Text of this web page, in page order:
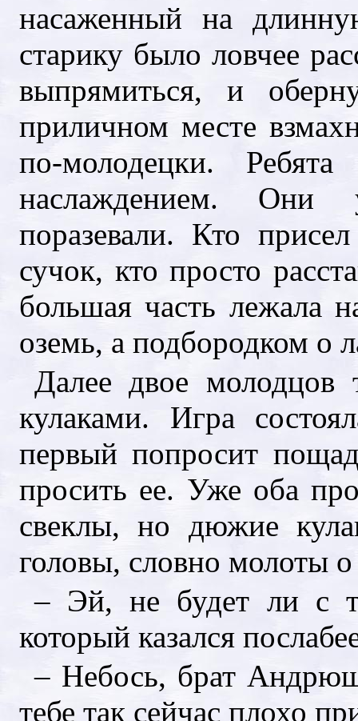
насаженный на
старику было ловчее
выпрямиться, и
приличном месте
по-молодецки.
наслаждением.
поразевали. Кто
сучок, кто просто
большая часть лежала
оземь, а подбородком о
Далее двое молодцов
кулаками. Игра
первый попросит
просить ее. Уже оба
свеклы, но дюжие
головы, словно молоты о
– Эй, не будет ли с
который казался
– Небось, брат
тебе так сейчас плохо